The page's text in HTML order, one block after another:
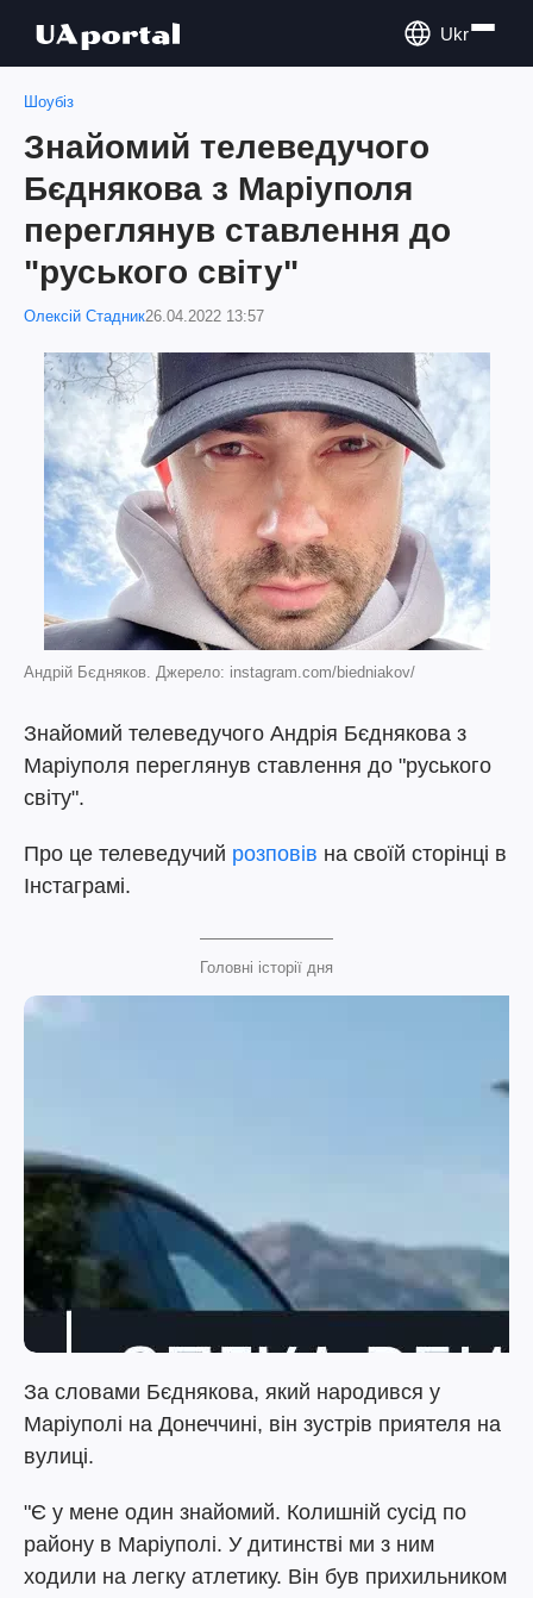
Ukr
Шоубіз
Знайомий телеведучого
Бєднякова з Маріуполя
переглянув ставлення до
"руського світу"
Олексій Стадник26.04.2022 13:57
Андрій Бєдняков. Джерело: instagram.com/biedniakov/
Знайомий телеведучого Андрія Бєднякова з
Маріуполя переглянув ставлення до "руського
світу".
Про це телеведучий розповів на своїй сторінці в
Інстаграмі.
Головні історії дня
За словами Бєднякова, який народився у
Маріуполі на Донеччині, він зустрів приятеля на
вулиці.
"Є у мене один знайомий. Колишній сусід по
району в Маріуполі. У дитинстві ми з ним
ходили на легку атлетику. Він був прихильником